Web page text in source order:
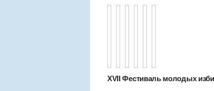
XVII Фестиваль молодых